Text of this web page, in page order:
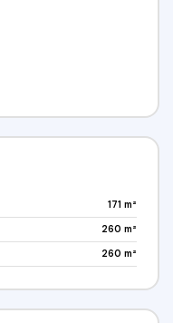
171 m²
260 m²
260 m²